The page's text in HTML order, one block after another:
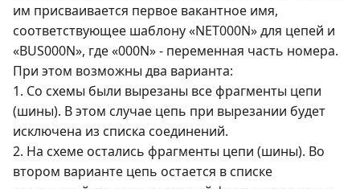
им присваивается первое вакантное имя,
соответствующее шаблону «NET000N» для цепей и
«BUS000N», где «000N» - переменная часть номера.
При этом возможны два варианта:
1. Со схемы были вырезаны все фрагменты цепи
(шины). В этом случае цепь при вырезании будет
исключена из списка соединений.
2. На схеме остались фрагменты цепи (шины). Во
втором варианте цепь остается в списке